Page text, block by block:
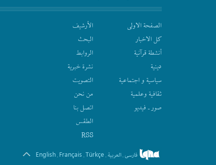
الصفحة الاولى
كل الاخبار
أنشطة قرآنیة
دينية
سیاسیة و اجتماعیة
ثقافیة وعلمیة
صور ـ فيديو
الأرشیف
البحث
الروابط
نشرة‌ خبریة
التصويت
من نحن
اتصل بنا
الطقس
RSS
فارسی. العربیة .
Türkçe
.
Français
.
English